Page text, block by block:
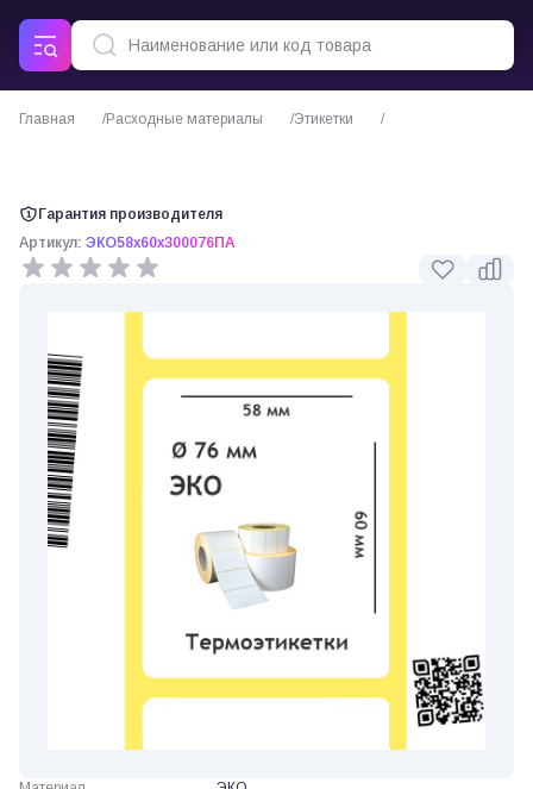
Главная Расходные материалы
Этикетки
Гарантия производителя
Артикул: ЭКО58х60х300076ПА